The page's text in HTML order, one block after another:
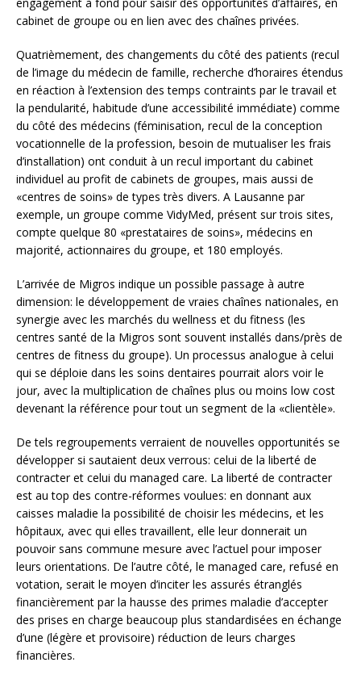
engagement à fond pour saisir des opportunités d’affaires, en
cabinet de groupe ou en lien avec des chaînes privées.
Quatrièmement, des changements du côté des patients (recul
de l’image du médecin de famille, recherche d’horaires étendus
en réaction à l’extension des temps contraints par le travail et
la pendularité, habitude d’une accessibilité immédiate) comme
du côté des médecins (féminisation, recul de la conception
vocationnelle de la profession, besoin de mutualiser les frais
d’installation) ont conduit à un recul important du cabinet
individuel au profit de cabinets de groupes, mais aussi de
«centres de soins» de types très divers. A Lausanne par
exemple, un groupe comme VidyMed, présent sur trois sites,
compte quelque 80 «prestataires de soins», médecins en
majorité, actionnaires du groupe, et 180 employés.
L’arrivée de Migros indique un possible passage à autre
dimension: le développement de vraies chaînes nationales, en
synergie avec les marchés du wellness et du fitness (les
centres santé de la Migros sont souvent installés dans/près de
centres de fitness du groupe). Un processus analogue à celui
qui se déploie dans les soins dentaires pourrait alors voir le
jour, avec la multiplication de chaînes plus ou moins low cost
devenant la référence pour tout un segment de la «clientèle».
De tels regroupements verraient de nouvelles opportunités se
développer si sautaient deux verrous: celui de la liberté de
contracter et celui du managed care. La liberté de contracter
est au top des contre-réformes voulues: en donnant aux
caisses maladie la possibilité de choisir les médecins, et les
hôpitaux, avec qui elles travaillent, elle leur donnerait un
pouvoir sans commune mesure avec l’actuel pour imposer
leurs orientations. De l’autre côté, le managed care, refusé en
votation, serait le moyen d’inciter les assurés étranglés
financièrement par la hausse des primes maladie d’accepter
des prises en charge beaucoup plus standardisées en échange
d’une (légère et provisoire) réduction de leurs charges
financières.